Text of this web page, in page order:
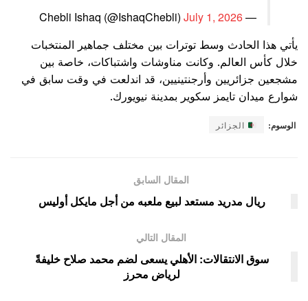
— Chebli Ishaq (@IshaqChebli)
July 1, 2026
يأتي هذا الحادث وسط توترات بين مختلف جماهير المنتخبات
خلال كأس العالم. وكانت مناوشات واشتباكات، خاصة بين
مشجعين جزائريين وأرجنتينيين، قد اندلعت في وقت سابق في
شوارع ميدان تايمز سكوير بمدينة نيويورك.
الوسوم: الجزائر
المقال السابق
ريال مدريد مستعد لبيع ملعبه من أجل مايكل أوليس
المقال التالي
سوق الانتقالات: الأهلي يسعى لضم محمد صلاح خليفةً
لرياض محرز